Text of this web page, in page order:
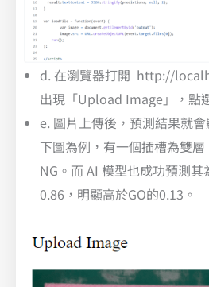
d. 在瀏覽器打開 http://
出現「Upload Image」，點
e. 圖片上傳後，預測結果就
下圖為例，有一個插槽為雙
NG。而 AI 模型也成功預測
0.86，明顯高於GO的0.13。